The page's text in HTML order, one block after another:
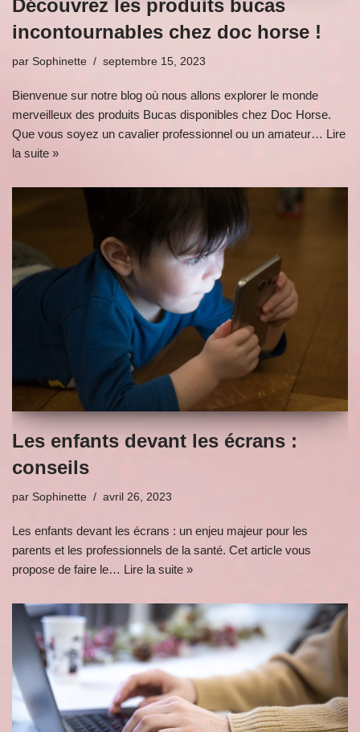
Découvrez les produits bucas
incontournables chez doc horse !
par Sophinette septembre 15, 2023
Bienvenue sur notre blog où nous allons explorer le monde
merveilleux des produits Bucas disponibles chez Doc Horse.
Que vous soyez un cavalier professionnel ou un amateur… Lire
la suite »
Les enfants devant les écrans :
conseils
par Sophinette avril 26, 2023
Les enfants devant les écrans : un enjeu majeur pour les
parents et les professionnels de la santé. Cet article vous
propose de faire le… Lire la suite »